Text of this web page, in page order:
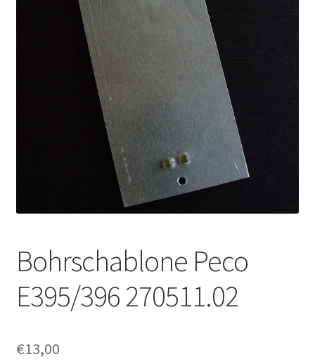
Bohrschablone Peco
E395/396 270511.02
€13,00